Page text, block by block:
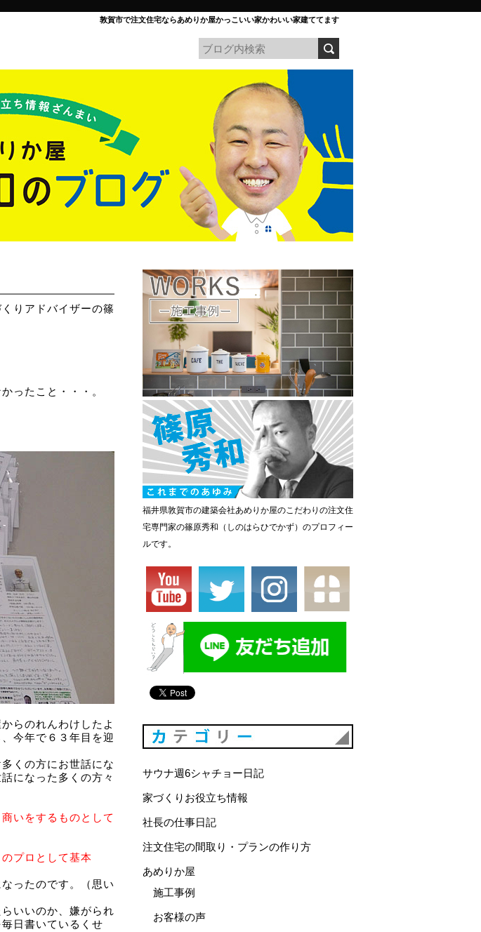
敦賀市で注文住宅ならあめりか屋かっこいい家かわいい家建ててます
りアドバイザーの篠
ったこと・・・。
らのれんわけしたよ
今年で６３年目を迎
くの方にお世話にな
になった多くの方々
いをするものとして
プロとして基本
ったのです。（思い
いいのか、嫌がられ
日書いているくせ
福井県敦賀市の建築会社あめりか屋のこだわりの注文住
宅専門家の篠原秀和（しのはらひでかず）のプロフィー
ルです。
サウナ週6シャチョー日記
家づくりお役立ち情報
社長の仕事日記
注文住宅の間取り・プランの作り方
あめりか屋
施工事例
お客様の声